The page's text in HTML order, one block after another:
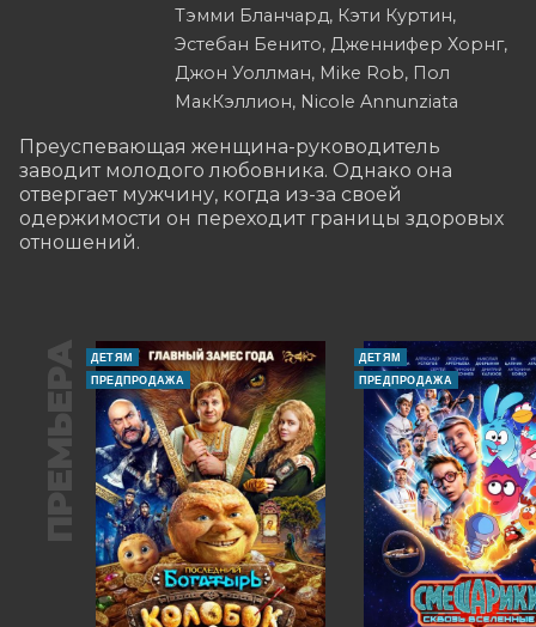
Тэмми Бланчард, Кэти Куртин,
Эстебан Бенито, Дженнифер Хорнг,
Джон Уоллман, Mike Rob, Пол
МакКэллион, Nicole Annunziata
Преуспевающая женщина-руководитель
заводит молодого любовника. Однако она
отвергает мужчину, когда из-за своей
одержимости он переходит границы здоровых
отношений.
ПРЕМЬЕРА
ДЕТЯМ
ПРЕДПРОДАЖА
ДЕТЯМ
ПРЕДПРОДАЖА